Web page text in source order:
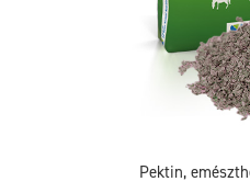
Pektin,